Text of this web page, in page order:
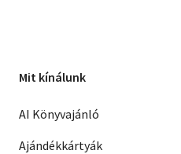
Mit kínálunk
AI Könyvajánló
Ajándékkártyák